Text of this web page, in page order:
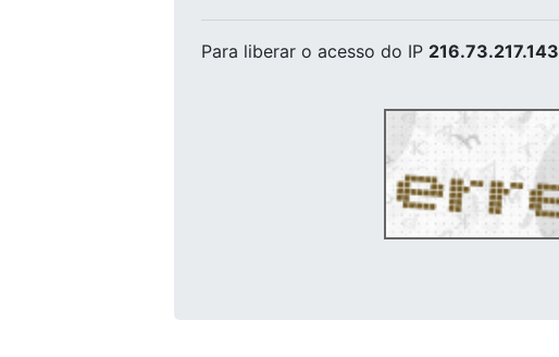
Para liberar o acesso do IP 216.73.217.143